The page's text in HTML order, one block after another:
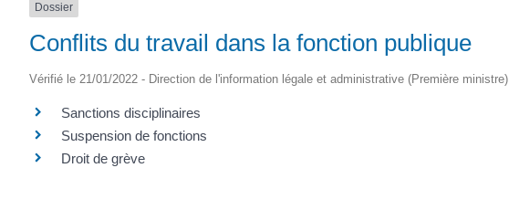
Dossier
Conflits du travail dans la fonction publique
Vérifié le 21/01/2022 - Direction de l'information légale et administrative (Première ministre)
Sanctions disciplinaires
Suspension de fonctions
Droit de grève